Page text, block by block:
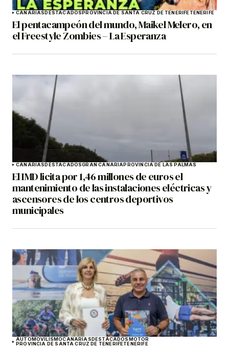
CANARIASDESTACADOSPROVINCIA DE SANTA CRUZ DE TENERIFETENERIFE
El pentacampeón del mundo, Maikel Melero, en
el Freestyle Zombies – La Esperanza
CANARIASDESTACADOSGRAN CANARIAPROVINCIA DE LAS PALMAS
El IMD licita por 1,46 millones de euros el
mantenimiento de las instalaciones eléctricas y
ascensores de los centros deportivos
municipales
AUTOMOVILISMOCANARIASDESTACADOSMOTOR
PROVINCIA DE SANTA CRUZ DE TENERIFETENERIFE